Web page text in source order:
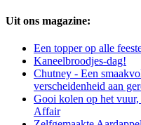
Uit ons magazine:
Een topper op alle
Kaneelbroodjes-dag!
Chutney - Een
verscheidenheid aan
Gooi kolen op het
Affair